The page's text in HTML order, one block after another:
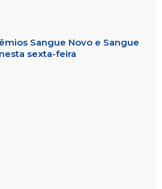
Sangue Novo e Sangue
sexta-feira